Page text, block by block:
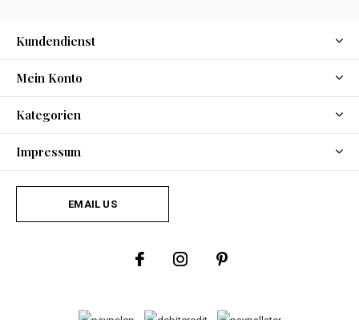
Kundendienst
Mein Konto
Kategorien
Impressum
EMAIL US